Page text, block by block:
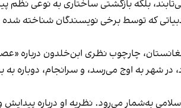
بلکه بازگشتی ساختاری به نوعی نظم
که توسط برخی نویسندگان شناخته
شهر به اوج می‌رسد، و سرانجام، دوباره به
متفکران اسلامی به‌شمار می‌رود. نظریه‌ او